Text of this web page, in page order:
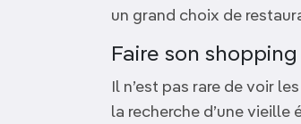
un grand choix de
Faire son shopping
Il n’est pas rare de voir
la recherche d’une